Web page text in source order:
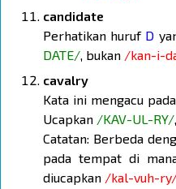
candidate
Perhatikan huruf D
DATE/, bukan /kan-i-
cavalry
Kata ini mengacu
Ucapkan /KAV-UL-RY/
Catatan: Berbeda
pada tempat di
diucapkan /kal-vuh-